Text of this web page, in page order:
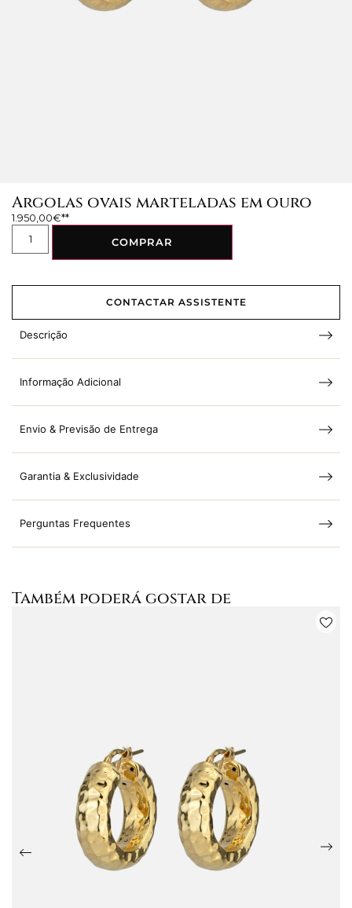
Argolas ovais marteladas em ouro
1.950,00€
COMPRAR
CONTACTAR ASSISTENTE
Descrição
Informação Adicional
Envio & Previsão de Entrega
Garantia & Exclusividade
Perguntas Frequentes
Também poderá gostar de